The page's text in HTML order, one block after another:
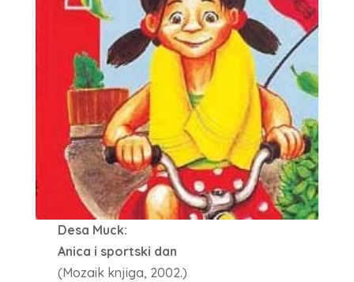
Desa Muck:
Anica i sportski dan
(Mozaik knjiga, 2002.)